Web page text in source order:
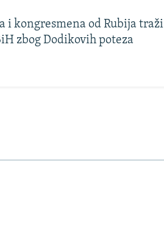
i kongresmena od Rubija traži
zbog Dodikovih poteza